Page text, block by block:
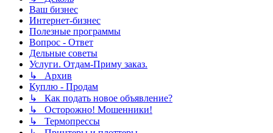
Ваш бизнес
Интернет-бизнес
Полезные программы
Вопрос - Ответ
Дельные советы
Услуги. Отдам-Приму заказ.
↳ Архив
Куплю - Продам
↳ Как подать новое объявление?
↳ Осторожно! Мошенники!
↳ Термопрессы